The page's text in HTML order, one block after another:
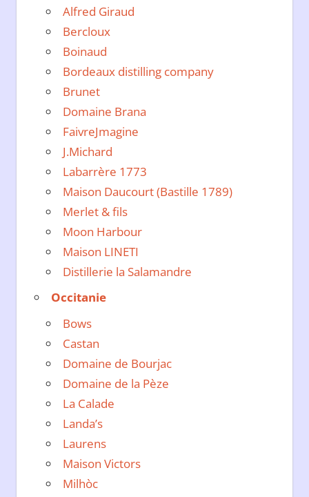
Alfred Giraud
Bercloux
Boinaud
Bordeaux distilling company
Brunet
Domaine Brana
FaivreJmagine
J.Michard
Labarrère 1773
Maison Daucourt (Bastille 1789)
Merlet & fils
Moon Harbour
Maison LINETI
Distillerie la Salamandre
Occitanie
Bows
Castan
Domaine de Bourjac
Domaine de la Pèze
La Calade
Landa’s
Laurens
Maison Victors
Milhòc